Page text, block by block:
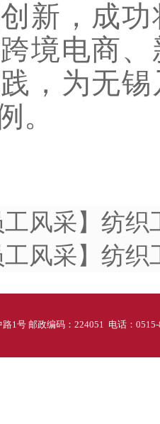
新，成
境电商
，为无
。
工风采】纺
工风采】纺
1号 邮政编码：224051 电话：